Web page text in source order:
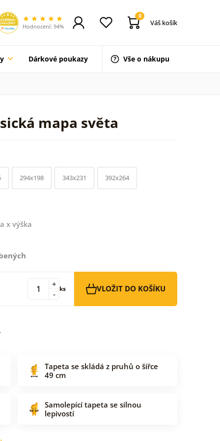
Hodnocení: 94%
0
Váš košík
Dárkové poukazy Vše o nákupu
mapa světa
294x198 343x231 392x264
x výška
-
+ ks VLOŽIT DO KOŠÍKU
Tapeta se skládá z pruhů o šířce
49 cm
Samolepící tapeta se silnou
lepivostí